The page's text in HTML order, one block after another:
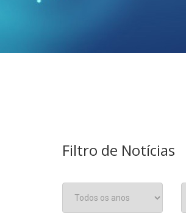
Filtro de Notícias